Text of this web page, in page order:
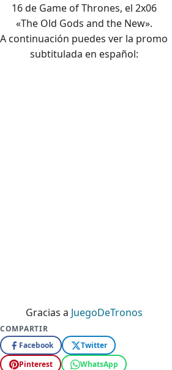
16 de Game of Thrones, el 2x06
«The Old Gods and the New».
A continuación puedes ver la promo
subtitulada en español:
Gracias a JuegoDeTronos
COMPARTIR
Facebook
Twitter
Pinterest
WhatsApp